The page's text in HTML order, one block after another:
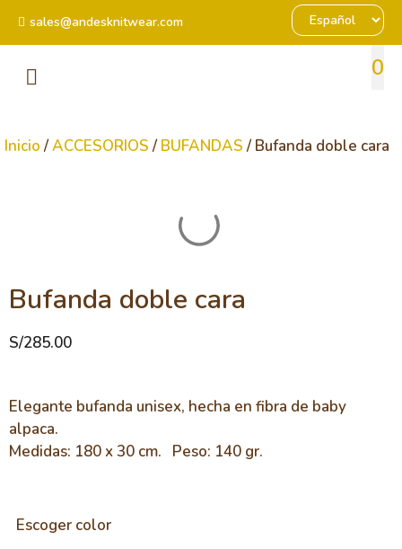
sales@andesknitwear.com
0
Inicio /ACCESORIOS /BUFANDAS / Bufanda doble cara
Bufanda doble cara
S/285.00
Elegante bufanda unisex, hecha en fibra de baby
alpaca.
Medidas: 180 x 30 cm. Peso: 140 gr.
Escoger color